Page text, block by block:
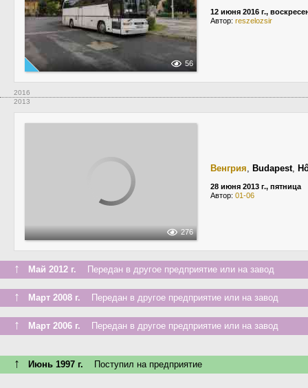
56
12 июня 2016 г.,
Автор: reszelozsir
2016
2013
276
Венгрия, Budapest,
28 июня 2013 г., пятница
Автор: 01-06
↑ Май 2012 г. Передан в другое предприятие или на завод
↑ Март 2008 г. Передан в другое предприятие или на завод
↑ Март 2006 г. Передан в другое предприятие или на завод
↑ Июнь 1997 г. Поступил на предприятие